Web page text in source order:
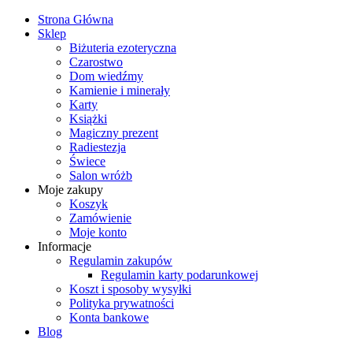
Strona Główna
Sklep
Biżuteria ezoteryczna
Czarostwo
Dom wiedźmy
Kamienie i minerały
Karty
Książki
Magiczny prezent
Radiestezja
Świece
Salon wróżb
Moje zakupy
Koszyk
Zamówienie
Moje konto
Informacje
Regulamin zakupów
Regulamin karty podarunkowej
Koszt i sposoby wysyłki
Polityka prywatności
Konta bankowe
Blog